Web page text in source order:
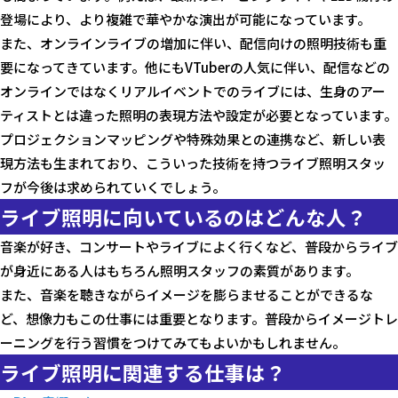
登場により、より複雑で華やかな演出が可能になっています。
また、オンラインライブの増加に伴い、配信向けの照明技術も重
要になってきています。他にもVTuberの人気に伴い、配信などの
オンラインではなくリアルイベントでのライブには、生身のアー
ティストとは違った照明の表現方法や設定が必要となっています。
プロジェクションマッピングや特殊効果との連携など、新しい表
現方法も生まれており、こういった技術を持つライブ照明スタッ
フが今後は求められていくでしょう。
ライブ照明に向いているのはどんな人？
音楽が好き、コンサートやライブによく行くなど、普段からライブ
が身近にある人はもちろん照明スタッフの素質があります。
また、音楽を聴きながらイメージを膨らませることができるな
ど、想像力もこの仕事には重要となります。普段からイメージトレ
ーニングを行う習慣をつけてみてもよいかもしれません。
ライブ照明に関連する仕事は？